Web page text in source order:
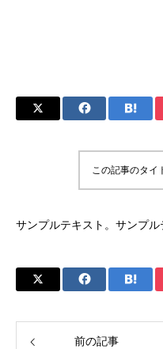
この記事のタイ
サンプルテキスト。サンプル
前の記事